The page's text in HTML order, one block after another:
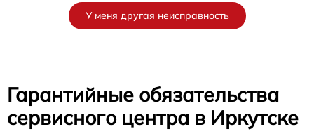
У меня другая неисправность
Гарантийные обязательства
сервисного центра в Иркутске